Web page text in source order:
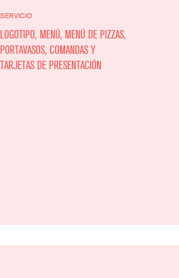
SERVICIO
LOGOTIPO, MENÚ, MENÚ DE PIZZAS,
PORTAVASOS, COMANDAS Y
TARJETAS DE PRESENTACIÓN